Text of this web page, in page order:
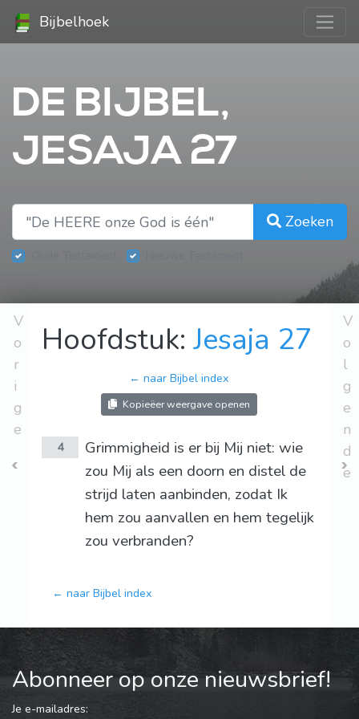
Bijbelhoek
DE BIJBEL,
JESAJA 27
Zoeken
V
o
r
i
g
e
Hoofdstuk:Jesaja 27
← naar Bijbel index
Kopieëer weergave openen
4
Grimmigheid is er bij Mij niet: wie
zou Mij als een doorn en distel de
strijd laten aanbinden, zodat Ik
hem zou aanvallen en hem tegelijk
zou verbranden?
← naar Bijbel index
V
o
l
g
e
n
d
e
Abonneer op onze nieuwsbrief!
Je e-mailadres: